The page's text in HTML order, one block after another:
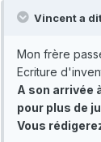
Vincent a
Mon frère
Ecriture
A son arrivée
pour plus de
Vous